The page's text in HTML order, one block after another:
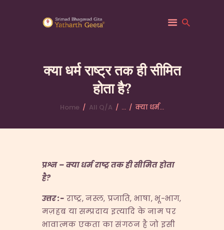
क्या धर्म राष्ट्र तक ही सीमित
होता है?
Home All Q/A ... क्या धर्म...
ABOUT YATHARTH
प्रश्न–क्या धर्म राष्ट्र तक ही सीमित होता
है?
उत्तर:- राष्ट्र, नस्ल, प्रजाति, भाषा, भू-भाग,
मज़हब या सम्प्रदाय इत्यादि के नाम पर
भावात्मक एकता का संगठन है जो इसी